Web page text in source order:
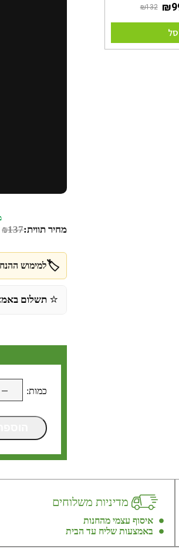
‏132 ₪
מחיר תווית: ₪137
🏷️למימוש
⭐ תשלום
–
מדיניות משלוחים
איסוף עצמי מהחנות
באמצעות שליח עד הבית